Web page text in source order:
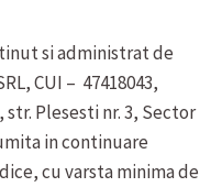
si administrat de
CUI – 47418043,
Plesesti nr. 3, Sector
in continuare
cu varsta minima de